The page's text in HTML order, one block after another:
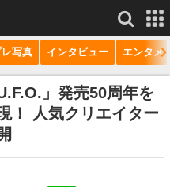
もっと見る
レ写真 インタビュー エンタメ
」発売50周年を
！ 人気クリエイター